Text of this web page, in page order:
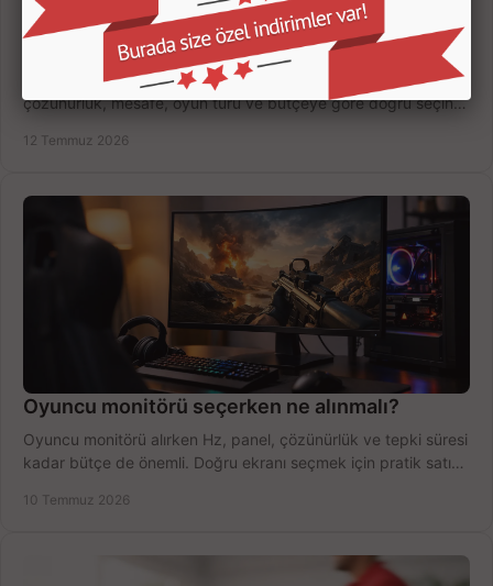
Oyuncu Monitörü Kaç İnç Olmalı? Doğru Seçim
Oyuncu monitörü kaç inç olmalı? 24, 27 ve 32 inç ekranları
çözünürlük, mesafe, oyun türü ve bütçeye göre doğru seçin,
12 Temmuz 2026
Oyuncu monitörü seçerken ne alınmalı?
Oyuncu monitörü alırken Hz, panel, çözünürlük ve tepki süresi
kadar bütçe de önemli. Doğru ekranı seçmek için pratik satın
10 Temmuz 2026